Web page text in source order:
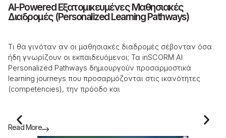
AI-Powered Εξατομικευμένες Μαθησιακές
Διαδρομές (Personalized Learning Pathways)
Τι θα γινόταν αν οι μαθησιακές διαδρομές σέβονταν όσα
ήδη γνωρίζουν οι εκπαιδευόμενοι; Τα inSCORM AI
Personalized Pathways δημιουργούν προσαρμοστικά
learning journeys που προσαρμόζονται στις ικανότητες
(competencies), την πρόοδο και
Read More